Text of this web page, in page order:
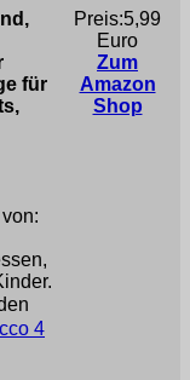
für
4
Preis:5,99
Euro
Zum
Amazon
Shop